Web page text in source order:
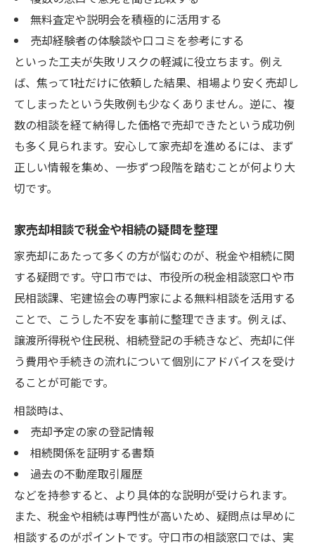
無料査定や説明会を積極的に活用する
売却経験者の体験談や口コミを参考にする
といった工夫が失敗リスクの軽減に役立ちます。例え
ば、焦って1社だけに依頼した結果、相場より安く売却し
てしまったという失敗例も少なくありません。逆に、複
数の相談を経て納得した価格で売却できたという成功例
も多く見られます。安心して家売却を進めるには、まず
正しい情報を集め、一歩ずつ段階を踏むことが何より大
切です。
家売却相談で税金や相続の疑問を整理
家売却にあたって多くの方が悩むのが、税金や相続に関
する疑問です。守口市では、市役所の税金相談窓口や市
民相談課、宅建協会の専門家による無料相談を活用する
ことで、こうした不安を事前に整理できます。例えば、
譲渡所得税や住民税、相続登記の手続きなど、売却に伴
う費用や手続きの流れについて個別にアドバイスを受け
ることが可能です。
相談時は、
売却予定の家の登記情報
相続関係を証明する書類
過去の不動産取引履歴
などを持参すると、より具体的な説明が受けられます。
また、税金や相続は専門性が高いため、疑問点は早めに
相談するのがポイントです。守口市の相談窓口では、実